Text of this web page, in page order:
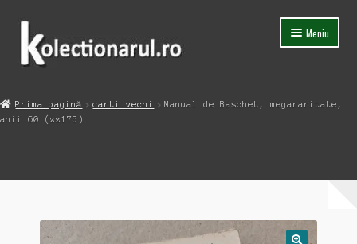
Sari
navigare
Sari
conținut
Meniu
Magazin
Contact
Prima pagină carti vechi
Manual de Baschet, megararitate,
anii 60 (zz175)